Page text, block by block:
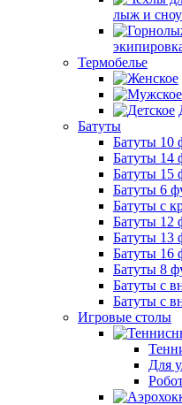
лыж и
Термобелье
Батуты
Батуты 10
Батуты 14
Батуты 15
Батуты 6
Батуты с
Батуты 12
Батуты 13
Батуты 16
Батуты 8
Батуты с
Батуты с
Игровые столы
Для